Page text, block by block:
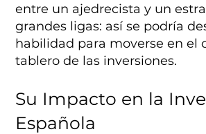
entre un ajedrecista y un
grandes ligas: así se podría
habilidad para moverse en el
tablero de las inversiones.
Su Impacto en la
Española